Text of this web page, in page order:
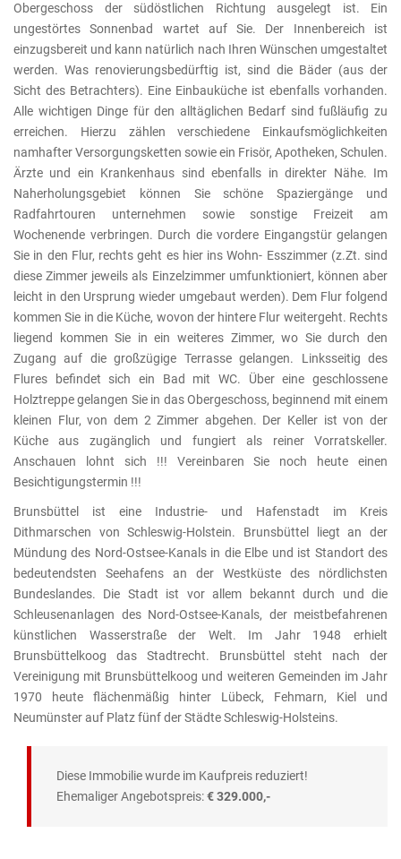
Obergeschoss der südöstlichen Richtung ausgelegt ist. Ein
ungestörtes Sonnenbad wartet auf Sie. Der Innenbereich ist
einzugsbereit und kann natürlich nach Ihren Wünschen umgestaltet
werden. Was renovierungsbedürftig ist, sind die Bäder (aus der
Sicht des Betrachters). Eine Einbauküche ist ebenfalls vorhanden.
Alle wichtigen Dinge für den alltäglichen Bedarf sind fußläufig zu
erreichen. Hierzu zählen verschiedene Einkaufsmöglichkeiten
namhafter Versorgungsketten sowie ein Frisör, Apotheken, Schulen.
Ärzte und ein Krankenhaus sind ebenfalls in direkter Nähe. Im
Naherholungsgebiet können Sie schöne Spaziergänge und
Radfahrtouren unternehmen sowie sonstige Freizeit am
Wochenende verbringen. Durch die vordere Eingangstür gelangen
Sie in den Flur, rechts geht es hier ins Wohn- Esszimmer (z.Zt. sind
diese Zimmer jeweils als Einzelzimmer umfunktioniert, können aber
leicht in den Ursprung wieder umgebaut werden). Dem Flur folgend
kommen Sie in die Küche, wovon der hintere Flur weitergeht. Rechts
liegend kommen Sie in ein weiteres Zimmer, wo Sie durch den
Zugang auf die großzügige Terrasse gelangen. Linksseitig des
Flures befindet sich ein Bad mit WC. Über eine geschlossene
Holztreppe gelangen Sie in das Obergeschoss, beginnend mit einem
kleinen Flur, von dem 2 Zimmer abgehen. Der Keller ist von der
Küche aus zugänglich und fungiert als reiner Vorratskeller.
Anschauen lohnt sich !!! Vereinbaren Sie noch heute einen
Besichtigungstermin !!!
Brunsbüttel ist eine Industrie- und Hafenstadt im Kreis
Dithmarschen von Schleswig-Holstein. Brunsbüttel liegt an der
Mündung des Nord-Ostsee-Kanals in die Elbe und ist Standort des
bedeutendsten Seehafens an der Westküste des nördlichsten
Bundeslandes. Die Stadt ist vor allem bekannt durch und die
Schleusenanlagen des Nord-Ostsee-Kanals, der meistbefahrenen
künstlichen Wasserstraße der Welt. Im Jahr 1948 erhielt
Brunsbüttelkoog das Stadtrecht. Brunsbüttel steht nach der
Vereinigung mit Brunsbüttelkoog und weiteren Gemeinden im Jahr
1970 heute flächenmäßig hinter Lübeck, Fehmarn, Kiel und
Neumünster auf Platz fünf der Städte Schleswig-Holsteins.
Diese Immobilie wurde im Kaufpreis reduziert!
Ehemaliger Angebotspreis:€ 329.000,-